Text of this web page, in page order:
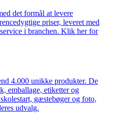
det formål at levere
priser, leveret med
i branchen. Klik her for
4.000 unikke produkter. De
emballage, etiketter og
gæstebøger og foto,
udvalg.